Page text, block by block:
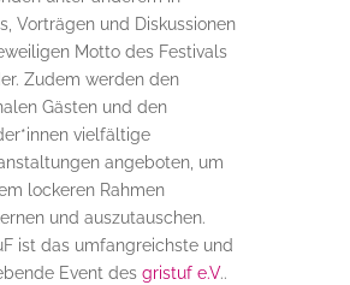
Vorträgen und Diskussionen
Motto des Festivals
Zudem werden den
Gästen und den
vielfältige
angeboten, um
lockeren Rahmen
und auszutauschen.
ist das umfangreichste und
Event des gristuf e.V..